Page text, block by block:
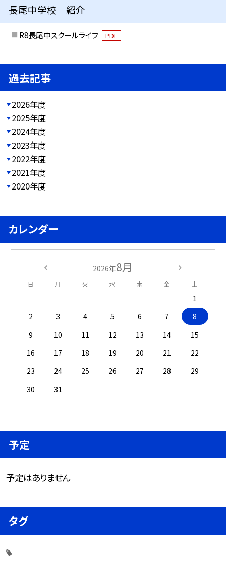
長尾中学校 紹介
R8長尾中スクールライフ PDF
過去記事
2026年度
2025年度
2024年度
2023年度
2022年度
2021年度
2020年度
カレンダー
2026年8月
日 月 火 水 木 金 土
1
2
3 4 5 6 7
8
9
10 11 12 13 14
15
16
17 18 19 20 21
22
23
24 25 26 27 28
29
30
31
予定
予定はありません
タグ